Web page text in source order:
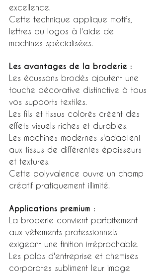
excellence.
Cette technique applique motifs,
lettres ou logos à l'aide de
machines spécialisées.
Les avantages de la broderie :
Les écussons brodés ajoutent une
touche décorative distinctive à tous
vos supports textiles.
Les fils et tissus colorés créent des
effets visuels riches et durables.
Les machines modernes s'adaptent
aux tissus de différentes épaisseurs
et textures.
Cette polyvalence ouvre un champ
créatif pratiquement illimité.
Applications premium :
La broderie convient parfaitement
aux vêtements professionnels
exigeant une finition irréprochable.
Les polos d'entreprise et chemises
corporates subliment leur image